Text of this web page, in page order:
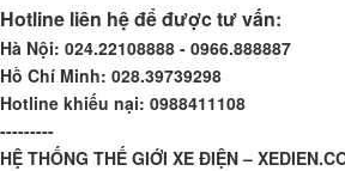
Hotline liên hệ để được tư vấn:
Hà Nội: 024.22108888 - 0966.888887
Hồ Chí Minh: 028.39739298
Hotline khiếu nại: 0988411108
---------
HỆ THỐNG THẾ GIỚI XE ĐIỆN –